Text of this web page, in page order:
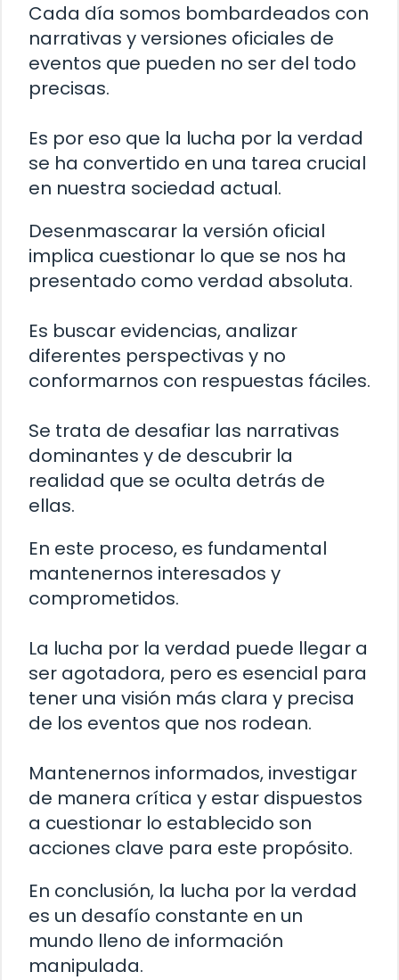
Cada día somos bombardeados con
narrativas y versiones oficiales de
eventos que pueden no ser del todo
precisas.
Es por eso que la lucha por la verdad
se ha convertido en una tarea crucial
en nuestra sociedad actual.
Desenmascarar la versión oficial
implica cuestionar lo que se nos ha
presentado como verdad absoluta.
Es buscar evidencias, analizar
diferentes perspectivas y no
conformarnos con respuestas fáciles.
Se trata de desafiar las narrativas
dominantes y de descubrir la
realidad que se oculta detrás de
ellas.
En este proceso, es fundamental
mantenernos interesados y
comprometidos.
La lucha por la verdad puede llegar a
ser agotadora, pero es esencial para
tener una visión más clara y precisa
de los eventos que nos rodean.
Mantenernos informados, investigar
de manera crítica y estar dispuestos
a cuestionar lo establecido son
acciones clave para este propósito.
En conclusión, la lucha por la verdad
es un desafío constante en un
mundo lleno de información
manipulada.